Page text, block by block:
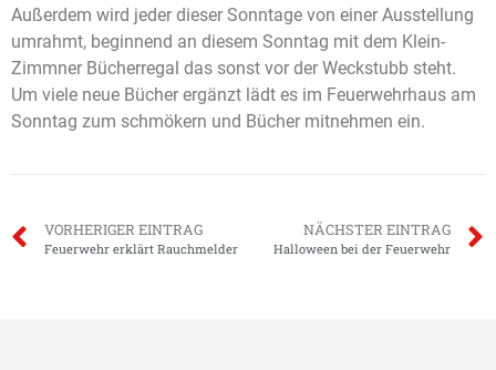
Außerdem wird jeder dieser Sonntage von einer Ausstellung
umrahmt, beginnend an diesem Sonntag mit dem Klein-
Zimmner Bücherregal das sonst vor der Weckstubb steht.
Um viele neue Bücher ergänzt lädt es im Feuerwehrhaus am
Sonntag zum schmökern und Bücher mitnehmen ein.
VORHERIGER EINTRAG
Feuerwehr erklärt Rauchmelder
NÄCHSTER EINTRAG
Halloween bei der Feuerwehr